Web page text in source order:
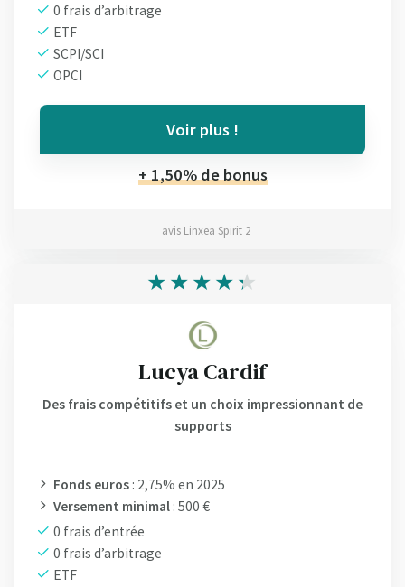
0 frais d’arbitrage
ETF
SCPI/SCI
OPCI
Voir plus !
+ 1,50% de bonus
avis Linxea Spirit 2
Lucya Cardif
Des frais compétitifs et un choix impressionnant de
supports
Fonds euros : 2,75% en 2025
Versement minimal : 500 €
0 frais d’entrée
0 frais d’arbitrage
ETF